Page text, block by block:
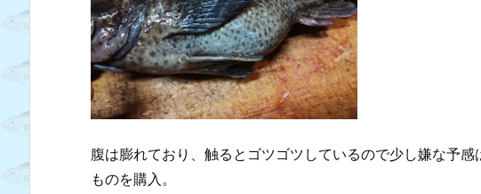
腹は膨れており、触るとゴツゴツしているので少し嫌な予
ものを購入。